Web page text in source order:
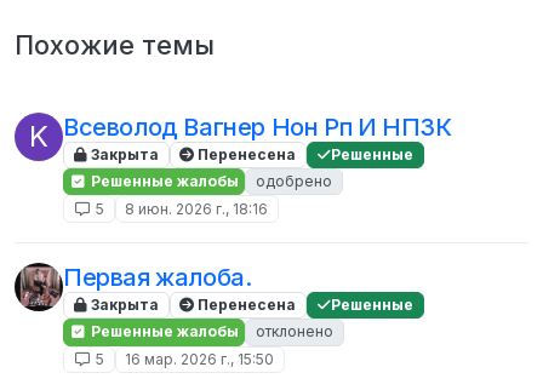
Похожие темы
K Всеволод Вагнер Нон Рп И НПЗК
Закрыта Перенесена
Решенные
Решенные жалобы
одобрено
5
8 июн. 2026 г., 18:16
Первая жалоба.
Закрыта Перенесена
Решенные
Решенные жалобы
отклонено
5
16 мар. 2026 г., 15:50